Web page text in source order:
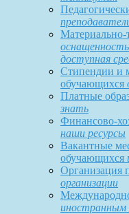
Материально-
оснащенность
доступная
Стипендии и
обучающихся
Платные
знать
Финансово-
наши ресурсы
Вакантные
обучающихся
Организация
организации